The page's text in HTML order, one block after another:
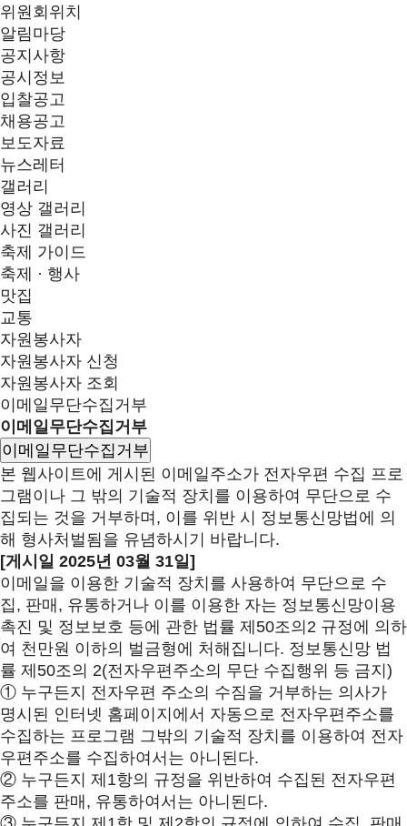
위원회위치
알림마당
공지사항
공시정보
입찰공고
채용공고
보도자료
뉴스레터
갤러리
영상 갤러리
사진 갤러리
축제 가이드
축제 · 행사
맛집
교통
자원봉사자
자원봉사자 신청
자원봉사자 조회
이메일무단수집거부
이메일무단수집거부
이메일무단수집거부
본 웹사이트에 게시된 이메일주소가 전자우편 수집 프로
그램이나 그 밖의 기술적 장치를 이용하여 무단으로 수
집되는 것을 거부하며, 이를 위반 시 정보통신망법에 의
해 형사처벌됨을 유념하시기 바랍니다.
[게시일 2025년 03월 31일]
이메일을 이용한 기술적 장치를 사용하여 무단으로 수
집, 판매, 유통하거나 이를 이용한 자는 정보통신망이용
촉진 및 정보보호 등에 관한 법률 제50조의2 규정에 의하
여 천만원 이하의 벌금형에 처해집니다. 정보통신망 법
률 제50조의 2(전자우편주소의 무단 수집행위 등 금지)
① 누구든지 전자우편 주소의 수짐을 거부하는 의사가
명시된 인터넷 홈페이지에서 자동으로 전자우편주소를
수집하는 프로그램 그밖의 기술적 장치를 이용하여 전자
우편주소를 수집하여서는 아니된다.
② 누구든지 제1항의 규정을 위반하여 수집된 전자우편
주소를 판매, 유통하여서는 아니된다.